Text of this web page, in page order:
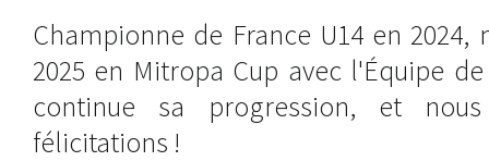
Championne de France U14 en
2025 en Mitropa Cup avec l'Équipe
continue sa progression, et
félicitations !